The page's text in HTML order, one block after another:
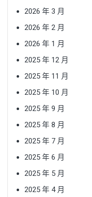
2026 年 3 月
2026 年 2 月
2026 年 1 月
2025 年 12 月
2025 年 11 月
2025 年 10 月
2025 年 9 月
2025 年 8 月
2025 年 7 月
2025 年 6 月
2025 年 5 月
2025 年 4 月